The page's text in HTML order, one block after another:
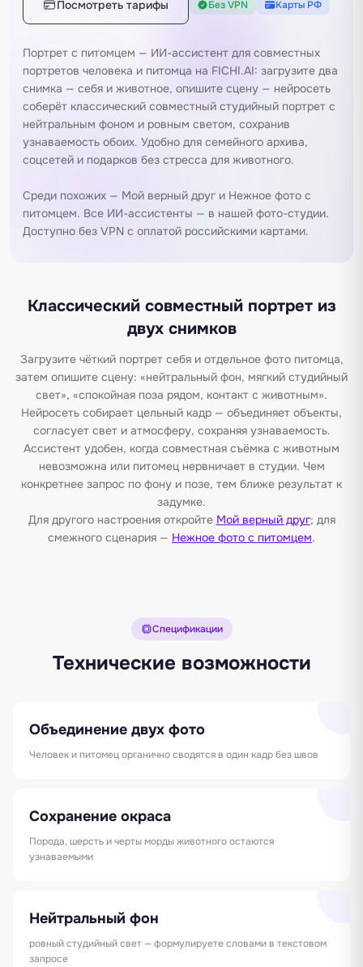
Посмотреть тарифы Без VPN Карты РФ
Портрет с питомцем — ИИ-ассистент для совместных
портретов человека и питомца на FICHI.AI: загрузите два
снимка — себя и животное, опишите сцену — нейросеть
соберёт классический совместный студийный портрет с
нейтральным фоном и ровным светом, сохранив
узнаваемость обоих. Удобно для семейного архива,
соцсетей и подарков без стресса для животного.
Среди похожих — Мой верный друг и Нежное фото с
питомцем. Все ИИ-ассистенты — в нашей фото-студии.
Доступно без VPN с оплатой российскими картами.
Классический совместный портрет из
двух снимков
Загрузите чёткий портрет себя и отдельное фото питомца,
затем опишите сцену: «нейтральный фон, мягкий студийный
свет», «спокойная поза рядом, контакт с животным».
Нейросеть собирает цельный кадр — объединяет объекты,
согласует свет и атмосферу, сохраняя узнаваемость.
Ассистент удобен, когда совместная съёмка с животным
невозможна или питомец нервничает в студии. Чем
конкретнее запрос по фону и позе, тем ближе результат к
задумке.
Для другого настроения откройте Мой верный друг; для
смежного сценария — Нежное фото с питомцем.
Спецификации
Технические возможности
Объединение двух фото
Человек и питомец органично сводятся в один кадр без швов
Сохранение окраса
Порода, шерсть и черты морды животного остаются
узнаваемыми
Нейтральный фон
ровный студийный свет — формулируете словами в текстовом
запросе